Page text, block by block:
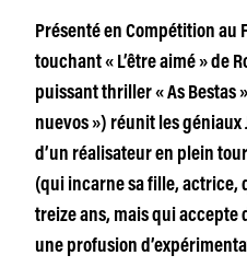
Présenté en Compétition au
touchant « L’être aimé » de
puissant thriller « As Bestas
nuevos ») réunit les géniaux
d’un réalisateur en plein
(qui incarne sa fille, actrice,
treize ans, mais qui accepte
une profusion